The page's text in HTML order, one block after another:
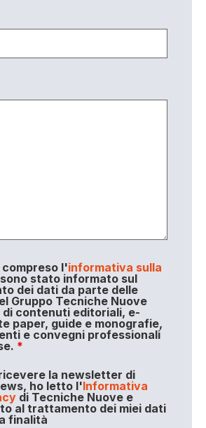
l'informativa sulla
stato informato sul
dei dati da parte delle
Gruppo Tecniche Nuove
contenuti editoriali, e-
paper, guide e monografie,
e convegni professionali
*
la newsletter di
ho letto l'Informativa
di Tecniche Nuove e
al trattamento dei miei dati
finalità